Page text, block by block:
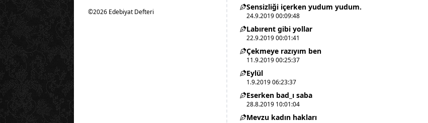
©2026 Edebiyat Defteri
Sensizliği içerken yudum yudum.
24.9.2019 00:09:48
Labırent gibi yollar
22.9.2019 00:01:41
Çekmeye razıyım ben
11.9.2019 00:25:37
Eylül
1.9.2019 06:23:37
Eserken bad_ı saba
28.8.2019 10:01:04
Mevzu kadın hakları